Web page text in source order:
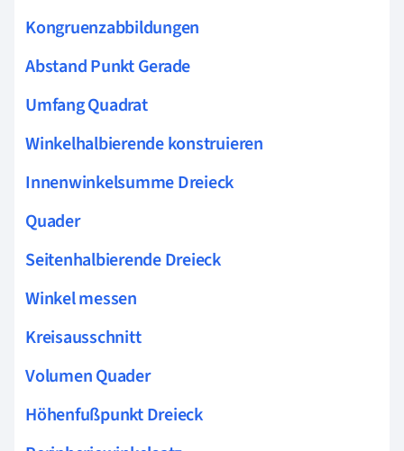
Kongruenzabbildungen
Abstand Punkt Gerade
Umfang Quadrat
Winkelhalbierende konstruieren
Innenwinkelsumme Dreieck
Quader
Seitenhalbierende Dreieck
Winkel messen
Kreisausschnitt
Volumen Quader
Höhenfußpunkt Dreieck